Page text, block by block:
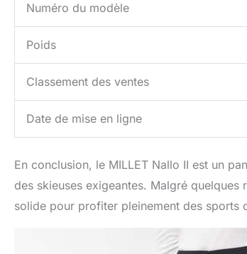
Numéro du modèle
Poids
Classement des ventes
Date de mise en ligne
En conclusion, le MILLET Nallo II est un
des skieuses exigeantes. Malgré
solide pour profiter pleinement des sports